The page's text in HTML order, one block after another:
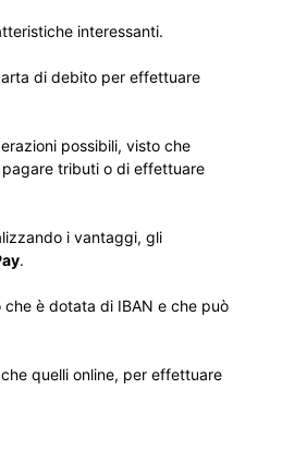
interessanti.
di debito per effettuare
possibili, visto che
tributi o di effettuare
i vantaggi, gli
.
è dotata di IBAN e che può
quelli online, per effettuare